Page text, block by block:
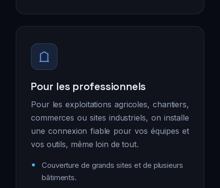
Pour les professionnels
Pour les exploitations agricoles, chantiers,
commerces ou sites industriels, on installe
une connexion fiable pour vos équipes et
vos outils, même loin de tout.
Couverture de grands sites et de plusieurs
bâtiments.